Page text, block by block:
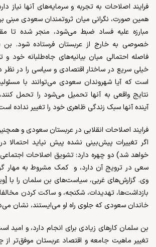
فرایند اصلاحات به تجربه و سرمایه‌های آنها نیاز
همین صورت، نگرانی میان ثروتمندان سعودی مبنی بر
مبارزه علیه فساد ضبط می‌شود، منجر شده تا
خصوصی به خارج از عربستان فرستاده شود. بن
فاصله احتمالی میان بیانیه‌های جاه‌طلبانه خود و
خیلی سریع در ساختار اقتصادی و سیاسی را در نظر
است که آیا شهروندان سعودی می‌توانند با
نتایج واقعی به آنها تحمیل می‌شود را تحمل
آینده آنها سبک زندگی ظاهری خود را تغییر نداده
فرایند اصلاحات انقلابی در عربستان سعودی و
اگر تغییرات پیش‌بینی نشده پیش نیاید احتمالا
خواهد شد) دو چهره دارد: تشویق اصلاحات
سعی در ترویج آن دارد، و کمک مشروط به مهار
وی. گزارش‌های غربی، سیاست‌های بن سلمان را با
بازداشت‌ها، تهدیدات، شکنجه، و ساکت کردن
خاندان سعودی که جلوی راه او می‌ایستند، نشان
بن سلمان کارهای زیادی برای انجام دارد، و
تغییر ماهیت جامعه و اقتصاد عربستان موفق‌تر از